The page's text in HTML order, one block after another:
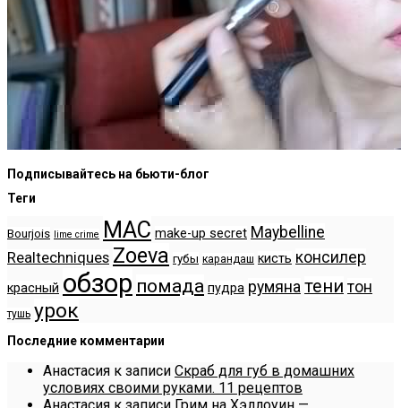
Подписывайтесь на бьюти-блог
Теги
Bourjois lime crime MAC make-up secret Maybelline
Realtechniques Zoeva губы карандаш кисть консилер
красный обзор помада пудра румяна тени тон
тушь урок
Последние комментарии
Анастасия к записи Скраб для губ в домашних
условиях своими руками. 11 рецептов
Анастасия к записи Грим на Хэллоуин —